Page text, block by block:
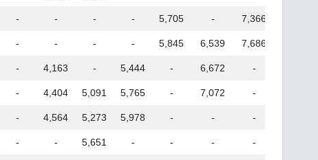
- - - - 5,705 - 7,366
- - - - 5,845 6,539 7,686
- 4,163 - 5,444 - 6,672 -
- 4,404 5,091 5,765 - 7,072 -
- 4,564 5,273 5,978 - - -
- - 5,651 - - - -